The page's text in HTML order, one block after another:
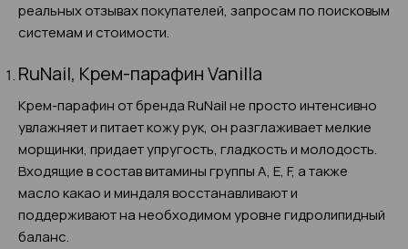
реальных отзывах покупателей, запросам по поисковым
системам и стоимости.
RuNail, Крем-парафин Vanilla
Крем-парафин от бренда RuNail не просто интенсивно
увлажняет и питает кожу рук, он разглаживает мелкие
морщинки, придает упругость, гладкость и молодость.
Входящие в состав витамины группы А, Е, F, а также
масло какао и миндаля восстанавливают и
поддерживают на необходимом уровне гидролипидный
баланс.